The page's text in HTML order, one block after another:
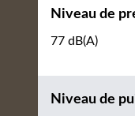
Niveau de
77 dB(A)
Niveau de